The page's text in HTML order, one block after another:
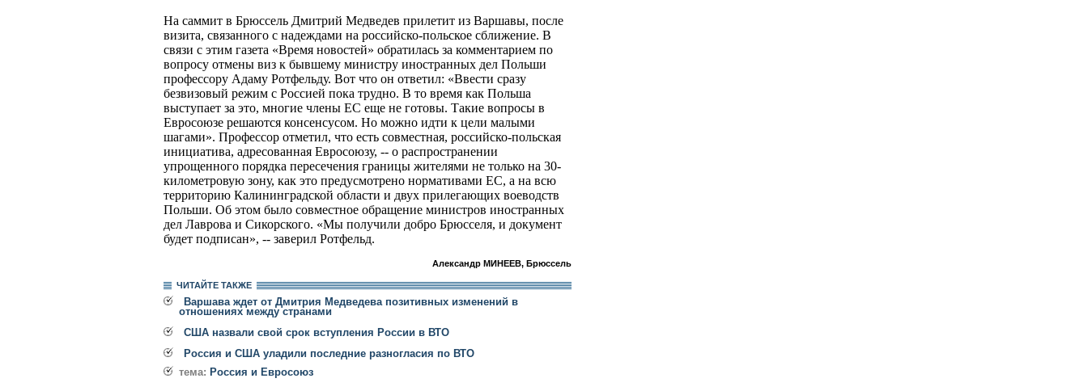
На саммит в Брюссель Дмитрий Медведев прилетит из Варшавы, после
визита, связанного с надеждами на российско-польское сближение. В
связи с этим газета «Время новостей» обратилась за комментарием по
вопросу отмены виз к бывшему министру иностранных дел Польши
профессору Адаму Ротфельду. Вот что он ответил: «Ввести сразу
безвизовый режим с Россией пока трудно. В то время как Польша
выступает за это, многие члены ЕС еще не готовы. Такие вопросы в
Евросоюзе решаются консенсусом. Но можно идти к цели малыми
шагами». Профессор отметил, что есть совместная, российско-польская
инициатива, адресованная Евросоюзу, -- о распространении
упрощенного порядка пересечения границы жителями не только на 30-
километровую зону, как это предусмотрено нормативами ЕС, а на всю
территорию Калининградской области и двух прилегающих воеводств
Польши. Об этом было совместное обращение министров иностранных
дел Лаврова и Сикорского. «Мы получили добро Брюсселя, и документ
будет подписан», -- заверил Ротфельд.
Александр МИНЕЕВ, Брюссель
ЧИТАЙТЕ ТАКЖЕ
Варшава ждет от Дмитрия Медведева позитивных изменений в
отношениях между странами
США назвали свой срок вступления России в ВТО
Россия и США уладили последние разногласия по ВТО
тема: Россия и Евросоюз